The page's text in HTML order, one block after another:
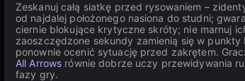
Zeskanuj całą siatkę przed rysowaniem –
od najdalej położonego nasiona do studni;
ciernie blokujące krytyczne skróty; nie marnuj
zaoszczędzone sekundy zamienią się w
ponownie ocenić sytuację przed zakrętem.
All Arrows równie dobrze uczy przewidywania
fazy gry.